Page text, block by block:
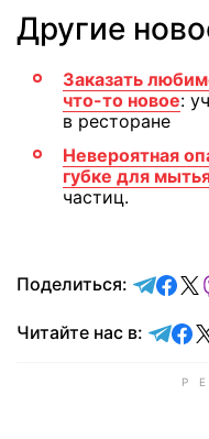
Другие
Заказать
что-то новое:
в ресторане
Невероятная
губке для
частиц.
Поделиться:
Читайте нас в: